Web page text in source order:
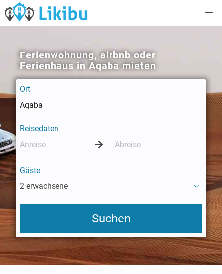
Ferienwohnung, airbnb oder
Ferienhaus in Aqaba mieten
Ort
Reisedaten
Gäste
2 erwachsene